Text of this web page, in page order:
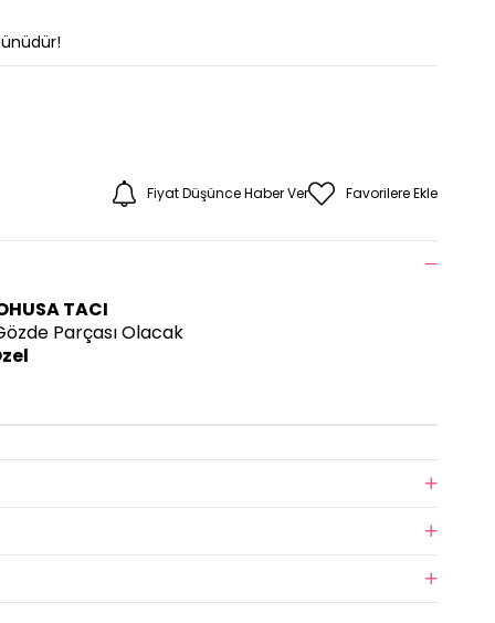
Favorilere Ekle
Fiyat Düşünce Haber Ver
TACI
Parçası Olacak